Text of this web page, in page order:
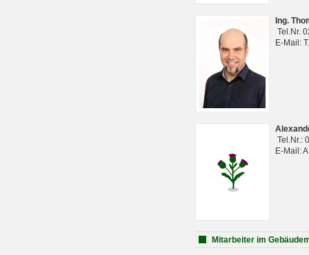
Ing.
Tel.Nr.
E-Mail:
Tel.Nr.:
E-Mail:
Mitarbeiter im